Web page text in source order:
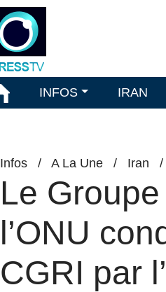
INFOS IRAN
Infos / A La Une / Iran /
Le
l’ONU
CGRI par